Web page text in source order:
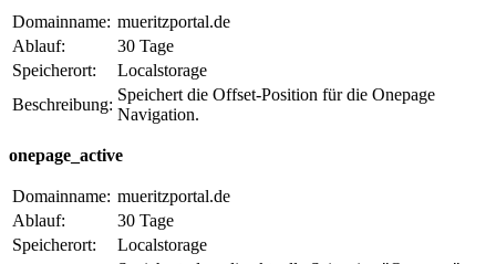
Domainname: mueritzportal.de
Ablauf:
30 Tage
Speicherort:
Localstorage
Beschreibung:
Speichert die Offset-Position für die Onepage
Navigation.
onepage_active
Domainname: mueritzportal.de
Ablauf:
30 Tage
Speicherort:
Localstorage